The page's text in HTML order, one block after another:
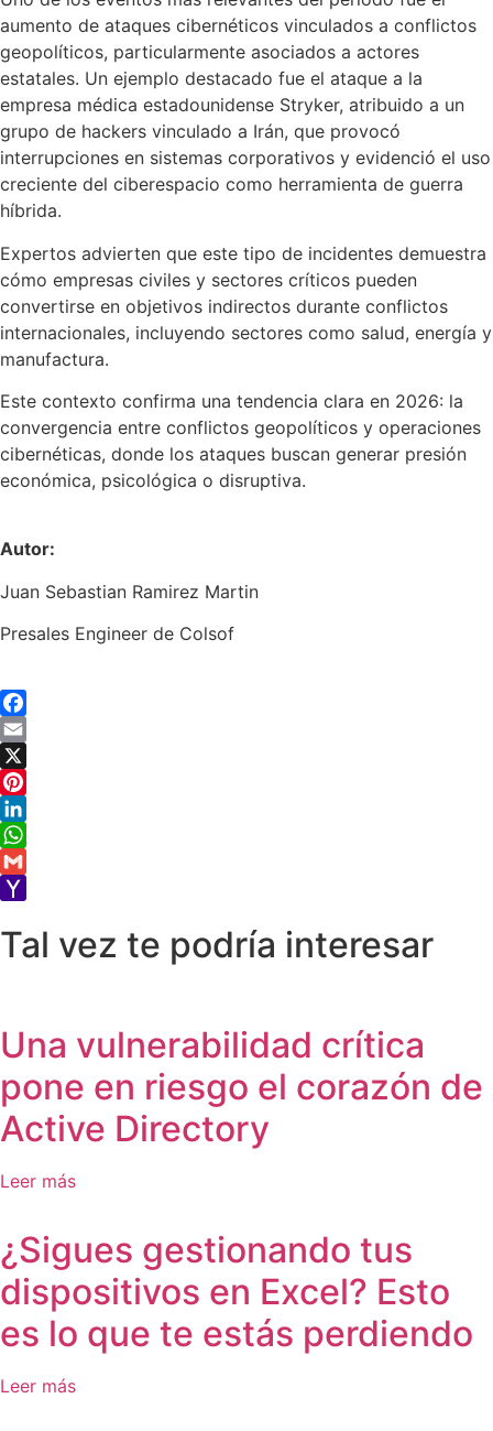
aumento de ataques cibernéticos vinculados a conflictos
geopolíticos, particularmente asociados a actores
estatales. Un ejemplo destacado fue el ataque a la
empresa médica estadounidense Stryker, atribuido a un
grupo de hackers vinculado a Irán, que provocó
interrupciones en sistemas corporativos y evidenció el uso
creciente del ciberespacio como herramienta de guerra
híbrida.
Expertos advierten que este tipo de incidentes demuestra
cómo empresas civiles y sectores críticos pueden
convertirse en objetivos indirectos durante conflictos
internacionales, incluyendo sectores como salud, energía y
manufactura.
Este contexto confirma una tendencia clara en 2026: la
convergencia entre conflictos geopolíticos y operaciones
cibernéticas, donde los ataques buscan generar presión
económica, psicológica o disruptiva.
Autor:
Juan Sebastian Ramirez Martin
Presales Engineer de Colsof
Facebook
Email
X
Pinterest
LinkedIn
WhatsApp
Gmail
Mail
Tal vez te podría interesar
Una vulnerabilidad crítica
pone en riesgo el corazón de
Active Directory
Leer más
¿Sigues gestionando tus
dispositivos en Excel? Esto
es lo que te estás perdiendo
Leer más